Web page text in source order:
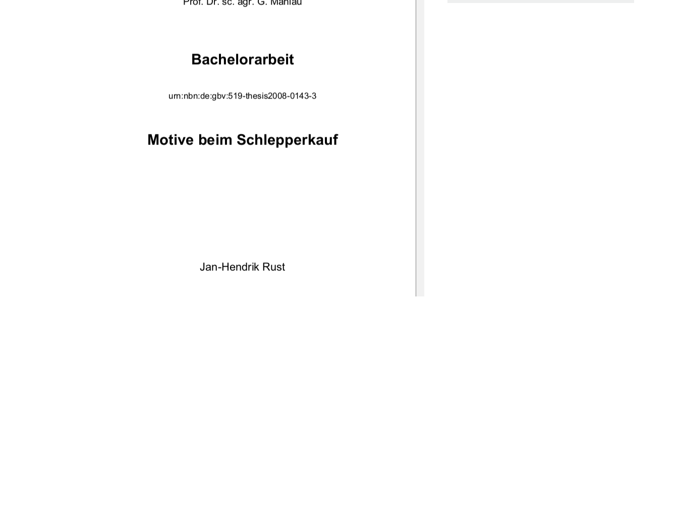
Bachelorarbeit
urn:nbn:de:gbv:519-thesis2008-0143-3
Motive beim Schlepperkauf
Jan-Hendrik Rust